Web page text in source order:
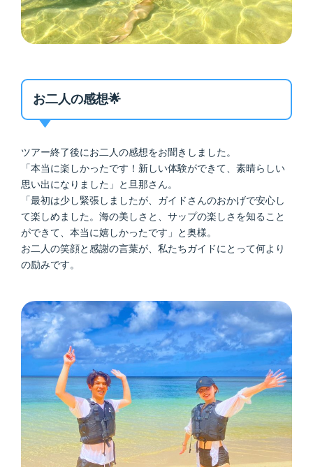
お二人の感想🌟
ツアー終了後にお二人の感想をお聞きしました。
「本当に楽しかったです！新しい体験ができて、素晴らしい
思い出になりました」と旦那さん。
「最初は少し緊張しましたが、ガイドさんのおかげで安心し
て楽しめました。海の美しさと、サップの楽しさを知ること
ができて、本当に嬉しかったです」と奥様。
お二人の笑顔と感謝の言葉が、私たちガイドにとって何より
の励みです。